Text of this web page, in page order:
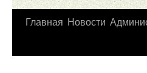
Перейти
Главная Новости